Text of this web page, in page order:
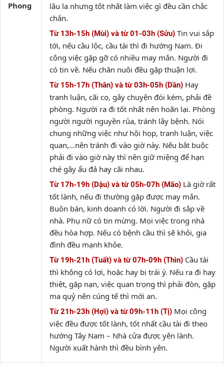
Phong
lâu la nhưng tốt nhất làm việc gì đều cần chắc
chắn.
Từ 13h-15h (Mùi) và từ 01-03h (Sửu) Tin vui sắp
tới, nếu cầu lộc, cầu tài thì đi hướng Nam. Đi
công việc gặp gỡ có nhiều may mắn. Người đi
có tin về. Nếu chăn nuôi đều gặp thuận lợi.
Từ 15h-17h (Thân) và từ 03h-05h (Dần) Hay
tranh luận, cãi cọ, gây chuyện đói kém, phải đề
phòng. Người ra đi tốt nhất nên hoãn lại. Phòng
người người nguyền rủa, tránh lây bệnh. Nói
chung những việc như hội họp, tranh luận, việc
quan,…nên tránh đi vào giờ này. Nếu bắt buộc
phải đi vào giờ này thì nên giữ miệng để hạn
ché gây ẩu đả hay cãi nhau.
Từ 17h-19h (Dậu) và từ 05h-07h (Mão) Là giờ rất
tốt lành, nếu đi thường gặp được may mắn.
Buôn bán, kinh doanh có lời. Người đi sắp về
nhà. Phụ nữ có tin mừng. Mọi việc trong nhà
đều hòa hợp. Nếu có bệnh cầu thì sẽ khỏi, gia
đình đều mạnh khỏe.
Từ 19h-21h (Tuất) và từ 07h-09h (Thìn) Cầu tài
thì không có lợi, hoặc hay bị trái ý. Nếu ra đi hay
thiệt, gặp nạn, việc quan trọng thì phải đòn, gặp
ma quỷ nên cúng tế thì mới an.
Từ 21h-23h (Hợi) và từ 09h-11h (Tị) Mọi công
việc đều được tốt lành, tốt nhất cầu tài đi theo
hướng Tây Nam – Nhà cửa được yên lành.
Người xuất hành thì đều bình yên.